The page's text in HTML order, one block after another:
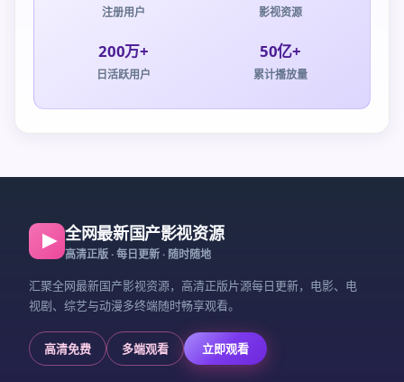
注册用户 影视资源
200万+
日活跃用户
50亿+
累计播放量
全网最新国产影视资源
高清正版 · 每日更新 · 随时随地
汇聚全网最新国产影视资源，高清正版片源每日更新，电影、电
视剧、综艺与动漫多终端随时畅享观看。
高清免费 多端观看 立即观看